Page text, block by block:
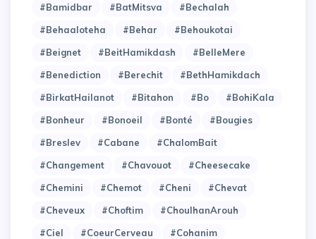
#Bamidbar
#BatMitsva
#Bechalah
#Behaaloteha
#Behar
#Behoukotai
#Beignet
#BeitHamikdash
#BelleMere
#Benediction
#Berechit
#BethHamikdach
#BirkatHailanot
#Bitahon #Bo
#BohiKala
#Bonheur
#Bonoeil #Bonté
#Bougies
#Breslev
#Cabane
#ChalomBait
#Changement
#Chavouot
#Cheesecake
#Chemini
#Chemot #Cheni
#Chevat
#Cheveux
#Choftim
#ChoulhanArouh
#Ciel
#CoeurCerveau
#Cohanim